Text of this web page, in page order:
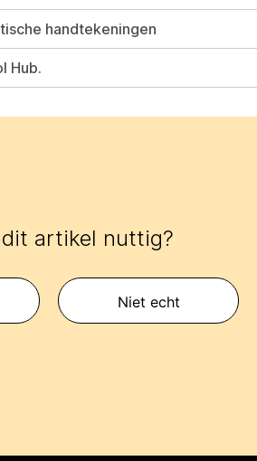
handtekeningen
Hub.
artikel nuttig?
Niet echt